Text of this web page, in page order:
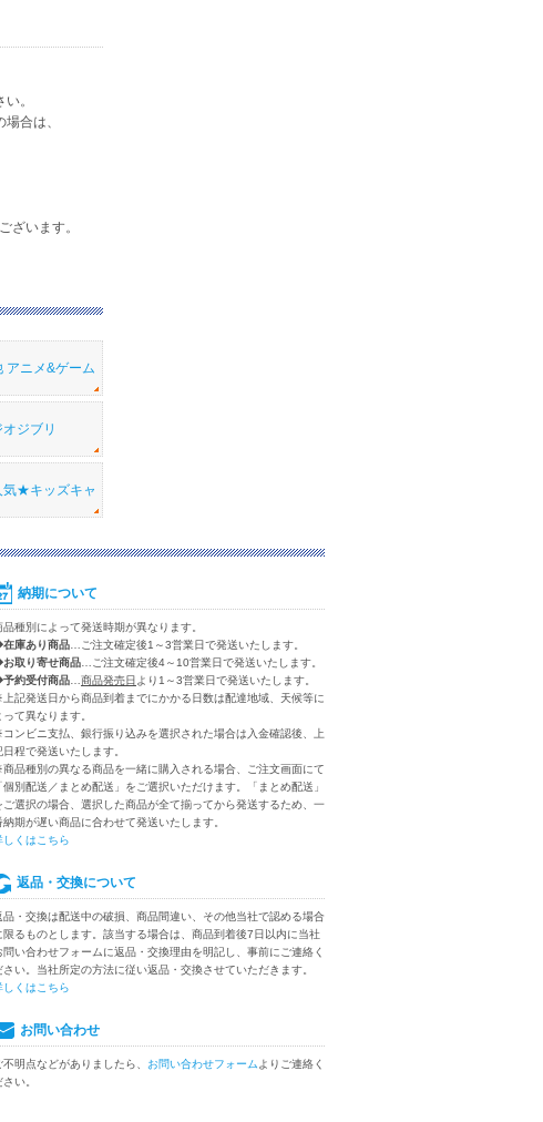
。
合は、
ざいます。
アニメ&ゲーム
ジブリ
気★キッズキャ
納期について
品種別によって発送時期が異なります。
庫あり商品 …ご注文確定後1～3営業日で発送いたします。
取り寄せ商品 …ご注文確定後4～10営業日で発送いたします。
約受付商品
商品発売日 より1～3営業日で発送いたします。
記発送日から商品到着までにかかる日数は配達地域、天候等に
って異なります。
ンビニ支払、銀行振り込みを選択された場合は入金確認後、上
日程で発送いたします。
品種別の異なる商品を一緒に購入される場合、ご注文画面にて
個別配送／まとめ配送」をご選択いただけます。「まとめ配送」
ご選択の場合、選択した商品が全て揃ってから発送するため、一
納期が遅い商品に合わせて発送いたします。
しくはこちら
返品・交換について
品・交換は配送中の破損、商品間違い、その他当社で認める場合
限るものとします。該当する場合は、商品到着後7日以内に当社
問い合わせフォームに返品・交換理由を明記し、事前にご連絡く
さい。当社所定の方法に従い返品・交換させていただきます。
しくはこちら
お問い合わせ
不明点などがありましたら、 お問い合わせフォーム よりご連絡く
さい。